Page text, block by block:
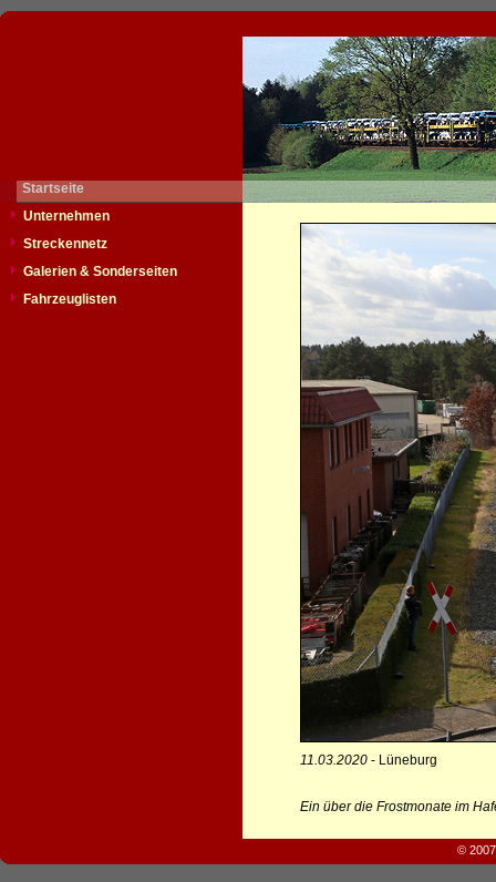
Startseite
Unternehmen
Streckennetz
Galerien & Sonderseiten
Fahrzeuglisten
11.03.2020- Lüneburg
Ein über die Frostmonate im
©